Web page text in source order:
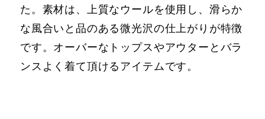
た。素材は、上質なウールを使⽤し、滑らか
な⾵合いと品のある微光沢の仕上がりが特徴
です。オーバーなトップスやアウターとバラ
ンスよく着て頂けるアイテムです。